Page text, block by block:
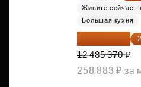
Живите сейчас -
Большая кухня
-
12 485 370 ₽
258 883 ₽ за